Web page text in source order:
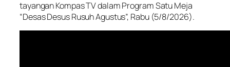
tayangan Kompas TV dalam Program Satu Meja
“Desas Desus Rusuh Agustus”, Rabu (5/8/2026).